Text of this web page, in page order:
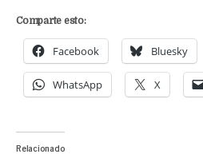
Comparte esto:
Facebook Bluesky
WhatsApp X
Relacionado